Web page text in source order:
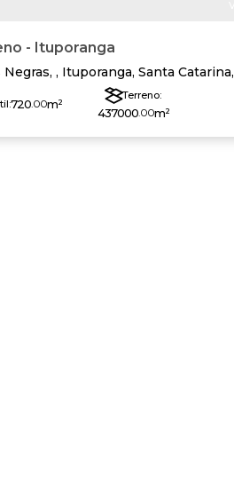
- Ituporanga
Negras , Ituporanga, Santa Catarina,
720.00m²
Terreno:
437000.00m²